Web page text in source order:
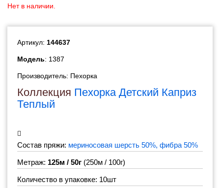
Нет в наличии.
Артикул: 144637
Модель: 1387
Производитель: Пехорка
Коллекция Пехорка Детский Каприз
Теплый
Состав пряжи: мериносовая шерсть 50%, фибра 50%
Метраж: 125м / 50г (250м / 100г)
Количество в упаковке: 10шт